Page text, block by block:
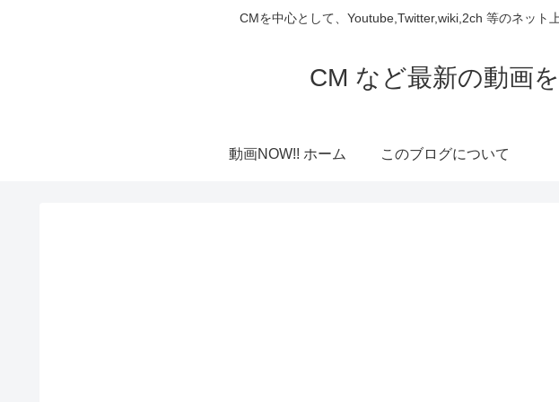
CMを中心として、Youtube,Twitter,wiki,2ch 等のネット
CM など最新の動画
動画NOW!! ホーム このブログについて